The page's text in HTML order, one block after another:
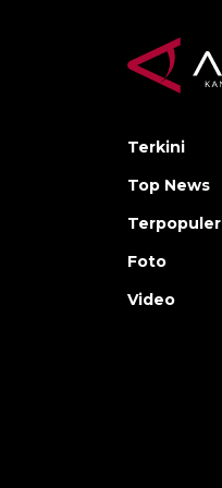
Terkini
Top News
Terpopuler
Foto
Video